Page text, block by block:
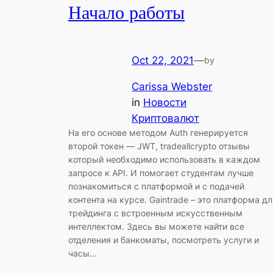
Начало работы
Oct 22, 2021—by
Carissa Webster
in Новости
Криптовалют
На его основе методом Auth генерируется
второй токен — JWT, tradeallcrypto отзывы
который необходимо использовать в каждом
запросе к API. И помогает студентам лучше
познакомиться с платформой и с подачей
контента на курсе. Gaintrade – это платформа
трейдинга с встроенным искусственным
интеллектом. Здесь вы можете найти все
отделения и банкоматы, посмотреть услуги и
часы…